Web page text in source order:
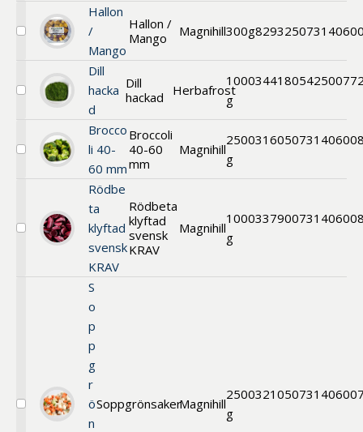
Välj
Hallon
/
Mango
Hallon /
Mango
Magnihill300g829325
Välj
Dill
hacka
d
Dill
hackad
Herbafrost
1000
g
34418
Välj
Brocco
li 40-
60 mm
Broccoli
40-60
mm
Magnihill
2500
g
31605
Välj
Rödbe
ta
klyftad
svensk
KRAV
Rödbeta
klyftad
svensk
KRAV
Magnihill
1000
g
33790
Välj
Grönsaksblandning
S
o
p
p
g
r
ö
n
SoppgrönsakerMagnihill
2500
g
32105